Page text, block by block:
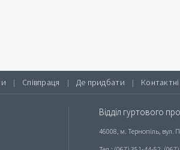
| Співпраця | Де придбати | Контактні
Відділ гуртового
46008, м. Тернопіль, вул.